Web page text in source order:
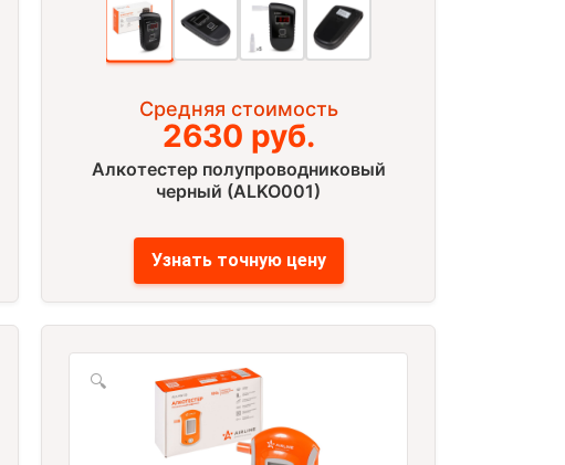
Средняя стоимость
2630 руб.
Алкотестер полупроводниковый
черный (ALKO001)
Узнать точную цену
🔍